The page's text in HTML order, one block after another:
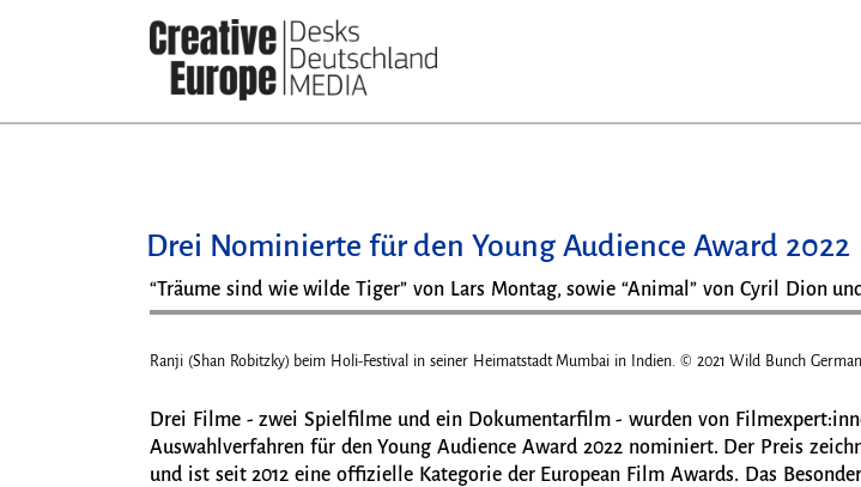
Drei Nominierte für den Young Audience Award 2022
“Träume sind wie wilde Tiger” von Lars Montag, sowie “Animal” von Cyril Dion
Ranji (Shan Robitzky) beim Holi-Festival in seiner Heimatstadt Mumbai in Indien. © 2021 Wild Bunch
Drei Filme - zwei Spielfilme und ein Dokumentarfilm - wurden von
Auswahlverfahren für den Young Audience Award 2022 nominiert. Der Preis
und ist seit 2012 eine offizielle Kategorie der European Film Awards. Das